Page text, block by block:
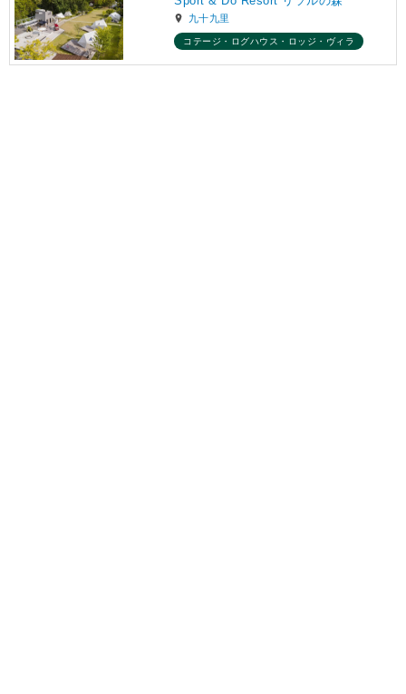
九十九里
コテージ・ログハウス・ロッジ・ヴィラ